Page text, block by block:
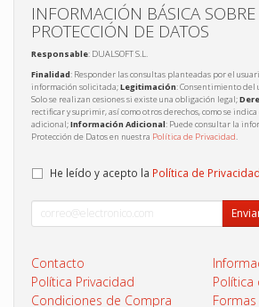
INFORMACIÓN BÁSICA SOBRE
PROTECCIÓN DE DATOS
Responsable: DUALSOFT S.L.
Finalidad: Responder las consultas planteadas por el
información solicitada;Legitimación: Consentimiento del
Solo se realizan cesiones si existe una obligación legal;
rectificar y suprimir, así como otros derechos, como se
adicional;Información Adicional: Puede consultar la
Protección de Datos en nuestra Política de Privacidad.
He leído y acepto la Política de Privacidad
Contacto
Política Privacidad
Política
Condiciones de Compra